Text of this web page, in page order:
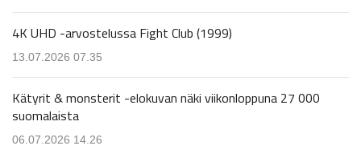
4K UHD -arvostelussa Fight Club (1999)
13.07.2026 07.35
Kätyrit & monsterit -elokuvan näki viikonloppuna 27 000
suomalaista
06.07.2026 14.26